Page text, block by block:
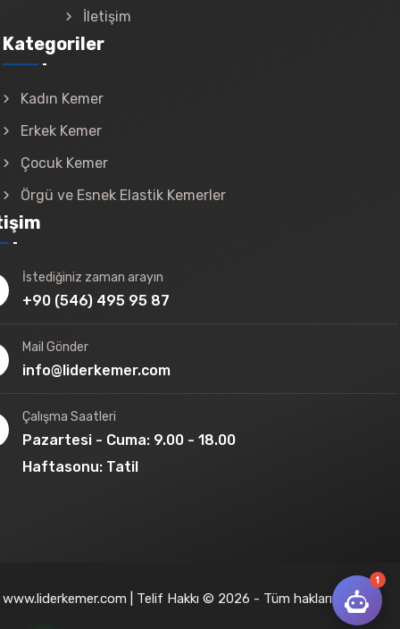
İletişim
Kategoriler
Kadın Kemer
Erkek Kemer
Çocuk Kemer
Örgü ve Esnek Elastik Kemerler
İstediğiniz zaman arayın
+90 (546) 495 95 87
Mail Gönder
info@liderkemer.com
Çalışma Saatleri
Pazartesi - Cuma: 9.00 - 18.00
Haftasonu: Tatil
www.liderkemer.com | Telif Hakkı © 2026 - Tüm hakları saklıdır
1